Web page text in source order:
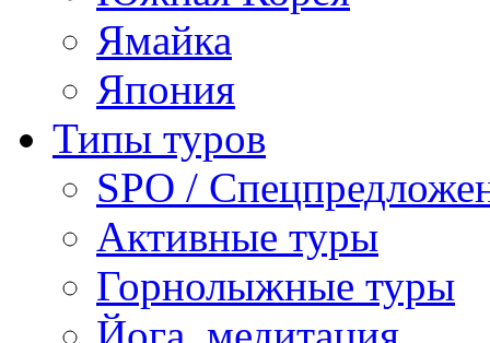
Ямайка
Япония
Типы туров
SPO /
Активные туры
Горнолыжные туры